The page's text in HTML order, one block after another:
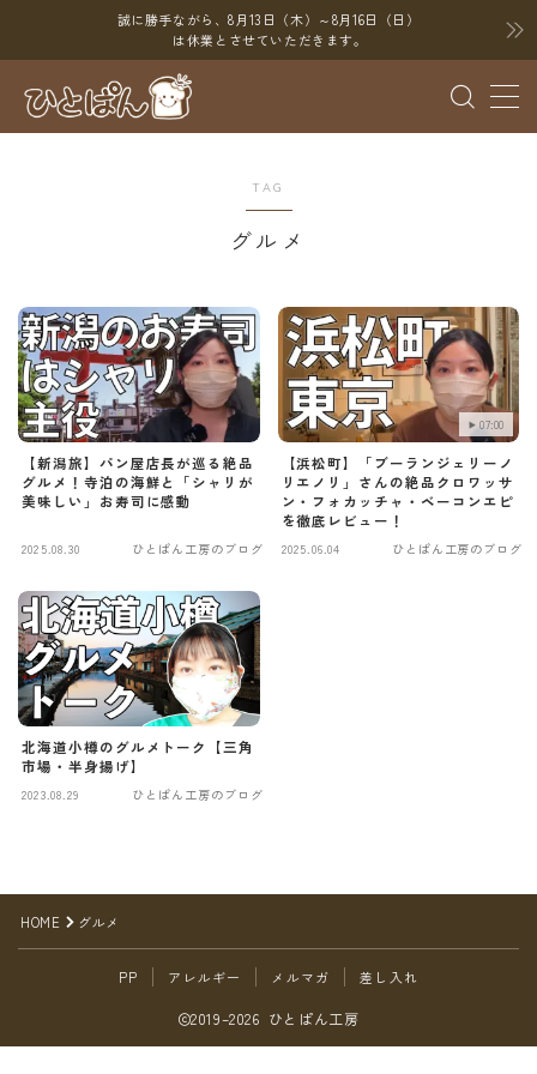
誠に勝手ながら、8月13日（木）～8月16日（日）
は休業とさせていただきます。
MENU
X（Twitter）
Instagram
Threads
ポイント
オンラインショップ
アクセス
求人
お問い合わせ
Follow Me
TAG
グルメ
【新潟旅】パン屋店長が巡る絶品
グルメ！寺泊の海鮮と「シャリが
美味しい」お寿司に感動
2025.08.30 ひとぱん工房のブログ
07:00
【浜松町】「ブーランジェリーノ
リエノリ」さんの絶品クロワッサ
ン・フォカッチャ・ベーコンエピ
を徹底レビュー！
2025.06.04 ひとぱん工房のブログ
北海道小樽のグルメトーク【三角
市場・半身揚げ】
2023.08.29 ひとぱん工房のブログ
HOME グルメ
PP アレルギー メルマガ 差し入れ
2019–2026 ひとぱん工房